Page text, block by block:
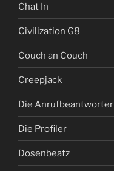
Chat In
Civilization G8
Couch an Couch
Creepjack
Die Anrufbeantworter
Die Profiler
Dosenbeatz